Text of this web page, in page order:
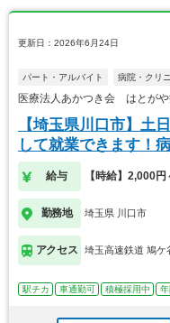
更新日：2026年6月24日
パート・アルバイト 病院・クリ
医療法人あかつき会 はとがや
【埼玉県川口市】土
して就業できます！
給与 【時給】2,000
勤務地 埼玉県 川口市
アクセス 埼玉高速鉄道 鳩ケ
駅チカ 車通勤可 積極採用中